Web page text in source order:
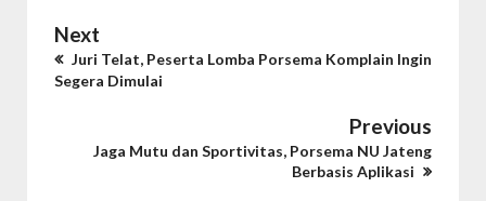
Next
Juri Telat, Peserta Lomba Porsema Komplain Ingin
Segera Dimulai
Previous
Jaga Mutu dan Sportivitas, Porsema NU Jateng
Berbasis Aplikasi